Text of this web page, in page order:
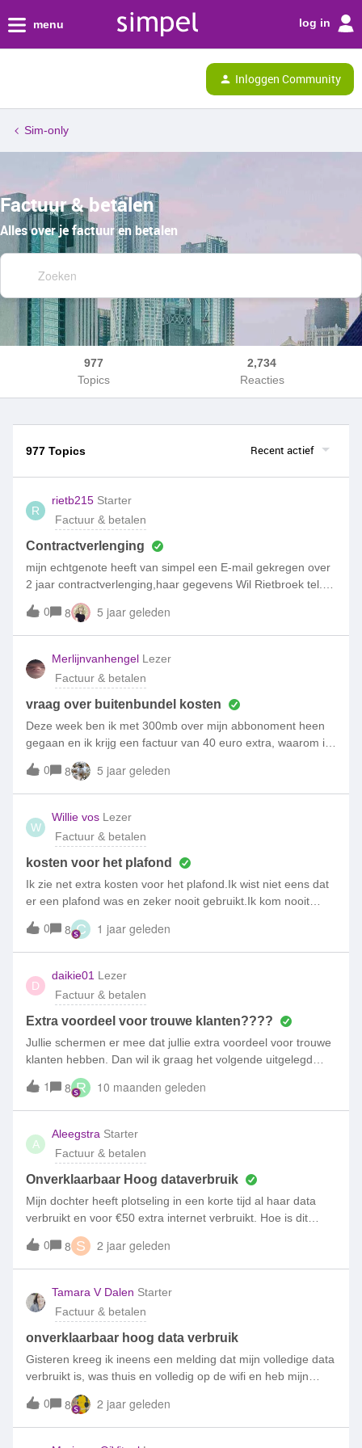
menu log in
Inloggen Community
Sim-only
Factuur & betalen
Alles over je factuur en betalen
977
Topics
2,734
Reacties
977 Topics Recent actief
R
rietb215 Starter
Factuur & betalen
Contractverlenging
mijn echtgenote heeft van simpel een E-mail gekregen over
2 jaar contractverlenging,haar gegevens Wil Rietbroek tel.
nr. *tekst verwijderd ivm persoonsgegevens* , huidig
contract loopt tot 1 sept. 2020,nieuw contract gaat in op 1
sept. 2020. verlenging ingevoerd door mij op 8 aug. 2020.Ik,
Theo Rietbroek tel. nr. *tekst verwijderd ivm
persoonsgegevens* zou graag dezelfde verlenging aangaan
met Simpel,Is dit mogelijk ?*tekst verwijderd ivm
persoonsgegevens*
0 8 5 jaar geleden
Merlijnvanhengel Lezer
Factuur & betalen
vraag over buitenbundel kosten
Deze week ben ik met 300mb over mijn abbonoment heen
gegaan en ik krijg een factuur van 40 euro extra, waarom is
dat zo veel? Thanks
0 8 5 jaar geleden
W
Willie vos Lezer
Factuur & betalen
kosten voor het plafond
Ik zie net extra kosten voor het plafond.Ik wist niet eens dat
er een plafond was en zeker nooit gebruikt.Ik kom nooit
buiten de bundel uit.Nu staat er extra kosten van 1Euro.Hoe
is dit mogelijk….
0 8 C 1 jaar geleden
D
daikie01 Lezer
Factuur & betalen
Extra voordeel voor trouwe klanten????
Jullie schermen er mee dat jullie extra voordeel voor trouwe
klanten hebben. Dan wil ik graag het volgende uitgelegd
hebben:Hoe kan het dat ik mijn account net verlengd heb
(€10, voor 8GB, 500 sms-jes en onbeperkt bellen), terwijl
nieuwe klanten (een vriend van mij heb ik gisteren
geactveerd) 12GB, 500 sms en onbeperkt bellen krijgen
voor hetzelfde bedrag?Ook mijn vrouw EK Volmer) heeft een
€10,- contract bij jullie, waarin 12GB data zit, 500 sms en
onbeperkt bellen. Waar zit dan volgens jullie mijn voordeel
als trouwe klant die net sinds gisteren verlengd heeft?
1 8 R 10 maanden geleden
A
Aleegstra Starter
Factuur & betalen
Onverklaarbaar Hoog dataverbruik
Mijn dochter heeft plotseling in een korte tijd al haar data
verbruikt en voor €50 extra internet verbruikt. Hoe is dit
mogelijke, ik zie dat het ook bij anderen regelmatig
voorkomt. Dit is niet terug te leiden naar haar telefoon en
ook niet in het dataverbruik wat weergegeven wordt bij de
instellingen. wat is er aan de hand?
0 8 S 2 jaar geleden
Tamara V Dalen Starter
Factuur & betalen
onverklaarbaar hoog data verbruik
Gisteren kreeg ik ineens een melding dat mijn volledige data
verbruikt is, was thuis en volledig op de wifi en heb mijn
telefoon alleen gebruikt om een paar appjes te versturen!!
5000mb in 1 dag!!! Ben al jaren klant bij Simpel en heb dit
nog nooit meegemaakt. Graag ontvang ik mijn volledige
specificatie waar alles op staat. En niks wegens privacy
0 8 2 jaar geleden